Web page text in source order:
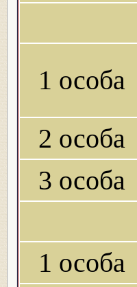
1 особа
2 особа
3 особа
1 особа